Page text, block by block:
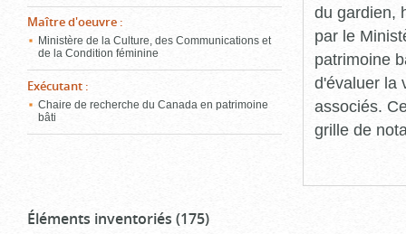
Maître d'oeuvre :
Ministère de la Culture, des Communications et
de la Condition féminine
Exécutant :
Chaire de recherche du Canada en patrimoine
bâti
du gardien,
par le
patrimoine
d'évaluer la
associés.
grille de
Éléments inventoriés (175)